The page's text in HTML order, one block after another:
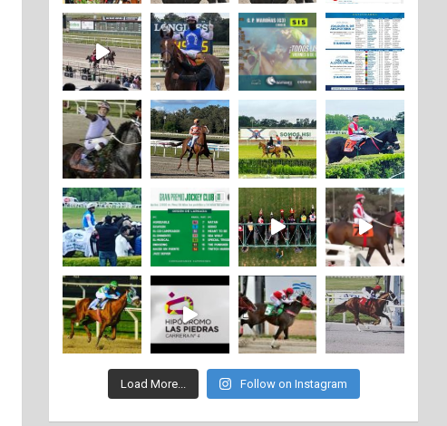
Load More... Follow on Instagram